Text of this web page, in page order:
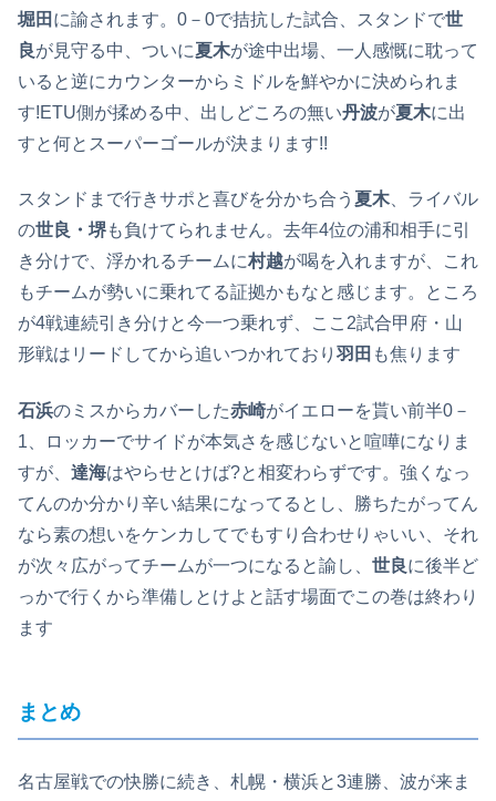
堀田 に諭されます。0－0で拮抗した試合、スタンドで世
良が見守る中、ついに夏木が途中出場、一人感慨に耽って
いると逆にカウンターからミドルを鮮やかに決められま
す!ETU側が揉める中、出しどころの無い丹波が夏木に出
すと何とスーパーゴールが決まります!!
スタンドまで行きサポと喜びを分かち合う 夏木、ライバル
の世良・堺も負けてられません。去年4位の浦和相手に引
き分けで、浮かれるチームに村越が喝を入れますが、これ
もチームが勢いに乗れてる証拠かもなと感じます。ところ
が4戦連続引き分けと今一つ乗れず、ここ2試合甲府・山
形戦はリードしてから追いつかれており 羽田 も焦ります
石浜のミスからカバーした赤崎がイエローを貰い前半0－
1、ロッカーでサイドが本気さを感じないと喧嘩になりま
すが、 達海はやらせとけば?と相変わらずです。強くなっ
てんのか分かり辛い結果になってるとし、勝ちたがってん
なら素の想いをケンカしてでもすり合わせりゃいい、それ
が次々広がってチームが一つになると諭し、 世良に後半ど
っかで行くから準備しとけよと話す場面でこの巻は終わり
ます
まとめ
名古屋戦での快勝に続き、札幌・横浜と3連勝、波が来ま